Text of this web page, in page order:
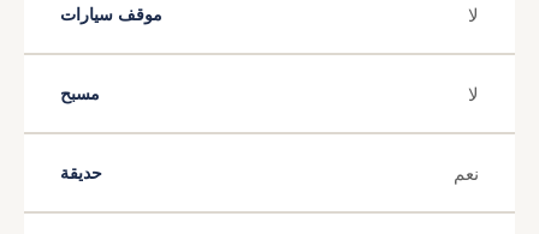
موقف سيارات لا
مسبح لا
حديقة نعم